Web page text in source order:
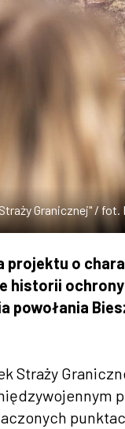
Granicznej" / fot.
projektu o
historii
Straży